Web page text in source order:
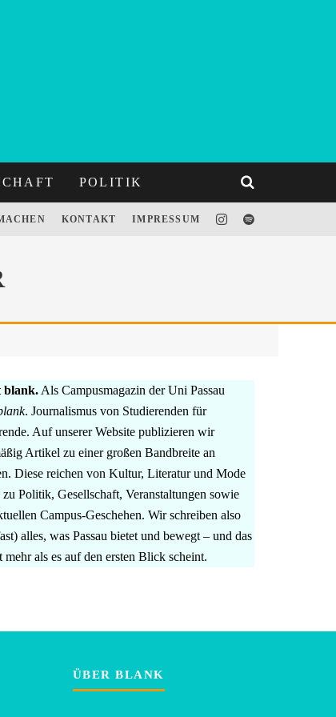
POLITIK
KONTAKT IMPRESSUM
blank. Als Campusmagazin der Uni Passau
. Journalismus von Studierenden für
Auf unserer Website publizieren wir
Artikel zu einer großen Bandbreite an
Diese reichen von Kultur, Literatur und Mode
Politik, Gesellschaft, Veranstaltungen sowie
Campus-Geschehen. Wir schreiben also
alles, was Passau bietet und bewegt – und das
mehr als es auf den ersten Blick scheint.
ÜBER BLANK